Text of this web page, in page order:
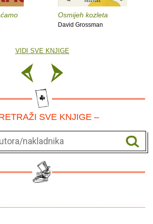
Osmijeh kozleta
David Grossman
VIDI SVE KNJIGE
SVE KNJIGE –